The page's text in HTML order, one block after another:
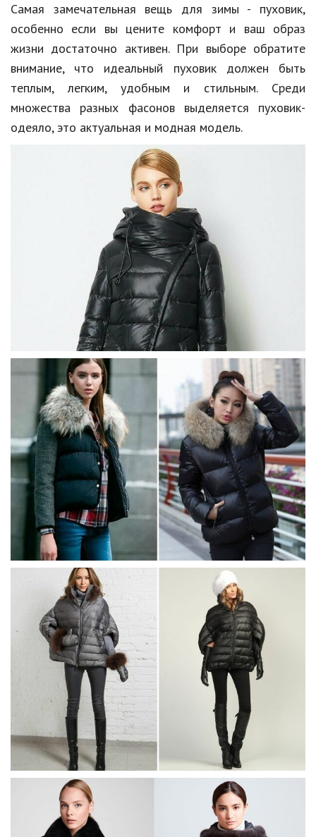
Психология и отношения
Творчество и рукоделие
Разное
Работа и бизнес
Животные
Праздники и подарки
Домашние животные
Семья и дети
Путешествия
Строительство
Культура и общество
Мода и стиль
Бизнес
Хобби и развлечения
Финансы
Юриспруденция
Природа
Образование
Наука и технологии
Самая замечательная вещь для зимы - пуховик,
особенно если вы цените комфорт и ваш образ
жизни достаточно активен. При выборе обратите
внимание, что идеальный пуховик должен быть
теплым, легким, удобным и стильным. Среди
множества разных фасонов выделяется пуховик-
одеяло, это актуальная и модная модель.